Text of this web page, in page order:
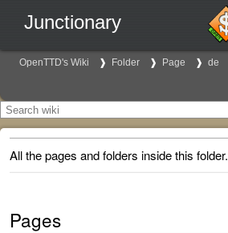
Junctionary
OpenTTD's Wiki Folder Page de
All the pages and folders inside this folder.
Pages